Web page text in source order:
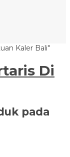
Kaler Bali"
Di
pada